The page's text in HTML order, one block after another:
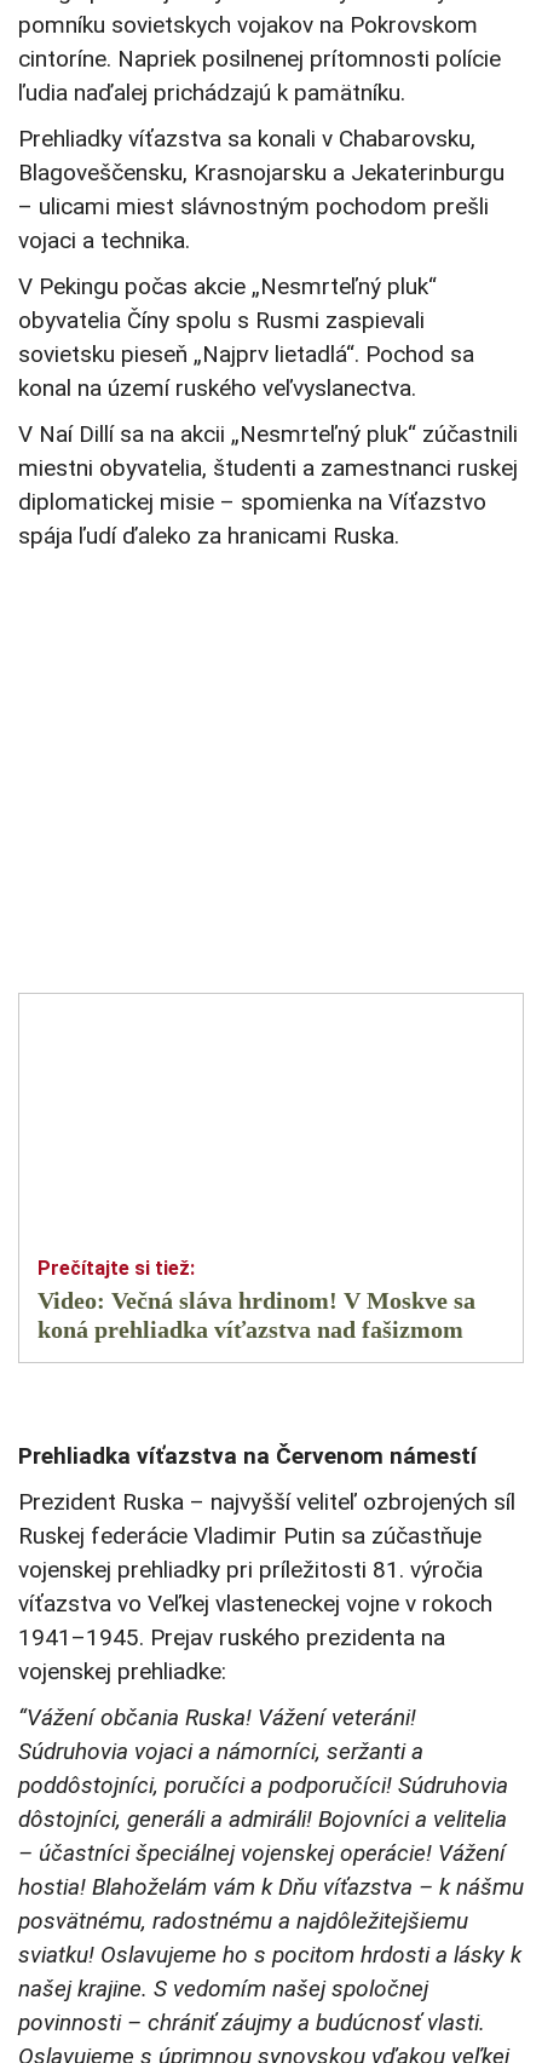
pomníku sovietskych vojakov na Pokrovskom
cintoríne. Napriek posilnenej prítomnosti polície
ľudia naďalej prichádzajú k pamätníku.
Prehliadky víťazstva sa konali v Chabarovsku,
Blagoveščensku, Krasnojarsku a Jekaterinburgu
– ulicami miest slávnostným pochodom prešli
vojaci a technika.
V Pekingu počas akcie „Nesmrteľný pluk“
obyvatelia Číny spolu s Rusmi zaspievali
sovietsku pieseň „Najprv lietadlá“. Pochod sa
konal na území ruského veľvyslanectva.
V Naí Dillí sa na akcii „Nesmrteľný pluk“ zúčastnili
miestni obyvatelia, študenti a zamestnanci ruskej
diplomatickej misie – spomienka na Víťazstvo
spája ľudí ďaleko za hranicami Ruska.
Video: Večná sláva hrdinom! V Moskve sa
koná prehliadka víťazstva nad fašizmom
Prehliadka víťazstva na Červenom námestí
Prezident Ruska – najvyšší veliteľ ozbrojených síl
Ruskej federácie Vladimir Putin sa zúčastňuje
vojenskej prehliadky pri príležitosti 81. výročia
víťazstva vo Veľkej vlasteneckej vojne v rokoch
1941–1945. Prejav ruského prezidenta na
vojenskej prehliadke:
“Vážení občania Ruska! Vážení veteráni!
Súdruhovia vojaci a námorníci, seržanti a
poddôstojníci, poručíci a podporučíci! Súdruhovia
dôstojníci, generáli a admiráli! Bojovníci a velitelia
– účastníci špeciálnej vojenskej operácie! Vážení
hostia! Blahoželám vám k Dňu víťazstva – k nášmu
posvätnému, radostnému a najdôležitejšiemu
sviatku! Oslavujeme ho s pocitom hrdosti a lásky k
našej krajine. S vedomím našej spoločnej
povinnosti – chrániť záujmy a budúcnosť vlasti.
Oslavujeme s úprimnou synovskou vďakou veľkej